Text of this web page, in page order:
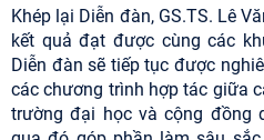
Khép lại Diễn đàn, GS.TS. Lê
kết quả đạt được cùng các
Diễn đàn sẽ tiếp tục được
các chương trình hợp tác giữa
trường đại học và cộng đồng